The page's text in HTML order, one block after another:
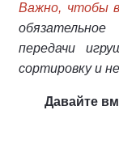
Важно, чтобы
передачи
сортировку и
Давайте